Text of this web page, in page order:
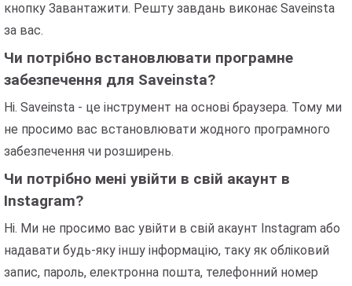
кнопку Завантажити. Решту завдань виконає Saveinsta
за вас.
Чи потрібно встановлювати програмне
забезпечення для Saveinsta?
Ні. Saveinsta - це інструмент на основі браузера. Тому ми
не просимо вас встановлювати жодного програмного
забезпечення чи розширень.
Чи потрібно мені увійти в свій акаунт в
Instagram?
Ні. Ми не просимо вас увійти в свій акаунт Instagram або
надавати будь-яку іншу інформацію, таку як обліковий
запис, пароль, електронна пошта, телефонний номер